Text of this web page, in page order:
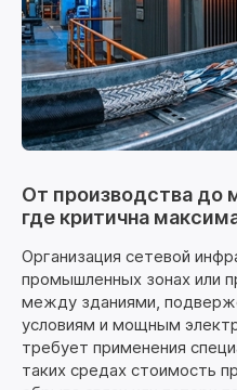
От производства до
где критична
Организация сетевой
промышленных зонах или
между зданиями,
условиям и мощным
требует применения
таких средах стоимость